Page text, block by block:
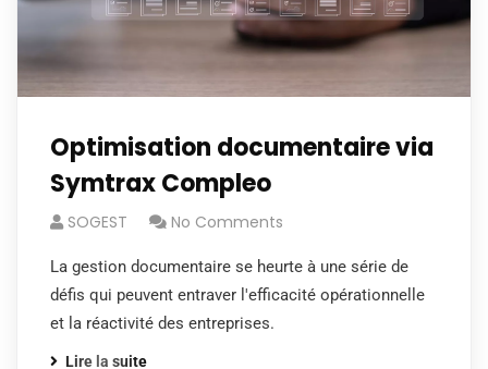
Optimisation documentaire via
Symtrax Compleo
SOGEST No Comments
La gestion documentaire se heurte à une série de
défis qui peuvent entraver l'efficacité opérationnelle
et la réactivité des entreprises.
Lire la suite